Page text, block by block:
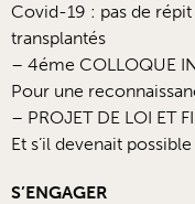
Covid-19 : pas de
transplantés
– 4éme COLLOQUE
Pour une
– PROJET DE LOI ET
Et s’il devenait
S’ENGAGER